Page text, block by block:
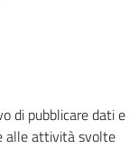
di pubblicare dati e
alle attività svolte